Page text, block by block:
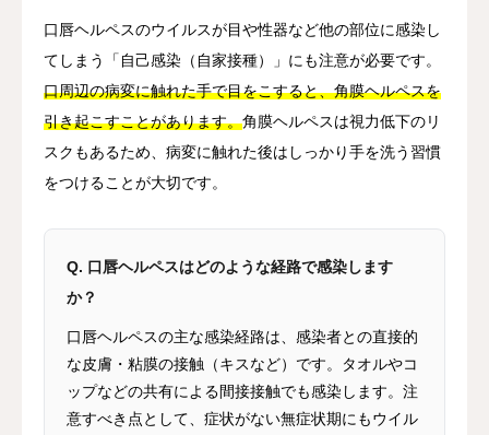
口唇ヘルペスのウイルスが目や性器など他の部位に感染し
てしまう「自己感染（自家接種）」にも注意が必要です。
口周辺の病変に触れた手で目をこすると、角膜ヘルペスを
引き起こすことがあります。角膜ヘルペスは視力低下のリ
スクもあるため、病変に触れた後はしっかり手を洗う習慣
をつけることが大切です。
Q. 口唇ヘルペスはどのような経路で感染します
か？
口唇ヘルペスの主な感染経路は、感染者との直接的
な皮膚・粘膜の接触（キスなど）です。タオルやコ
ップなどの共有による間接接触でも感染します。注
意すべき点として、症状がない無症状期にもウイル